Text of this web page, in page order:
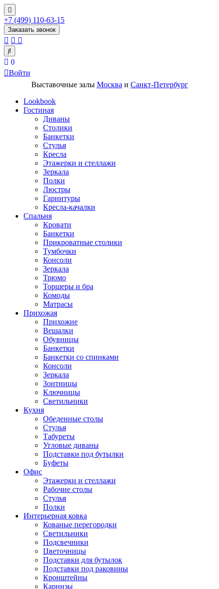
+7 (499) 110-63-15
Заказать звонок
0
Войти
Выставочные залы Москва и Санкт-Петербург
Lookbook
Гостиная
Диваны
Столики
Банкетки
Стулья
Кресла
Этажерки и стеллажи
Зеркала
Полки
Люстры
Гарнитуры
Кресла-качалки
Спальня
Кровати
Банкетки
Прикроватные столики
Тумбочки
Консоли
Зеркала
Трюмо
Торшеры и бра
Комоды
Матрасы
Прихожая
Прихожие
Вешалки
Обувницы
Банкетки
Банкетки со спинками
Консоли
Зеркала
Зонтницы
Ключницы
Светильники
Кухня
Обеденные столы
Стулья
Табуреты
Угловые диваны
Подставки под бутылки
Буфеты
Офис
Этажерки и стеллажи
Рабочие столы
Стулья
Полки
Интерьерная ковка
Кованые перегородки
Светильники
Подсвечники
Цветочницы
Подставки для бутылок
Подставки под раковины
Кронштейны
Карнизы